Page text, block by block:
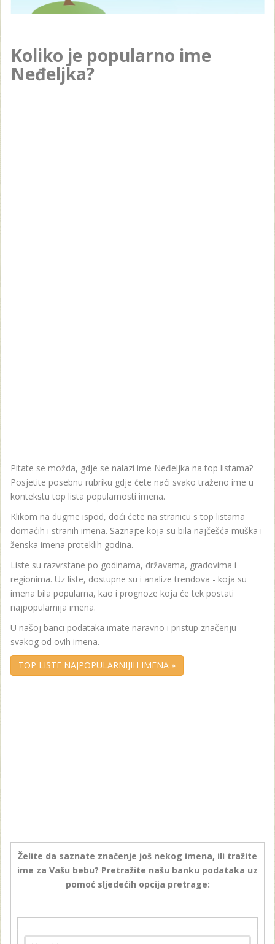
Koliko je popularno ime
Neđeljka?
Pitate se možda, gdje se nalazi ime Neđeljka na top listama?
Posjetite posebnu rubriku gdje ćete naći svako traženo ime u
kontekstu top lista popularnosti imena.
Klikom na dugme ispod, doći ćete na stranicu s top listama
domaćih i stranih imena. Saznajte koja su bila najčešća muška i
ženska imena proteklih godina.
Liste su razvrstane po godinama, državama, gradovima i
regionima. Uz liste, dostupne su i analize trendova - koja su
imena bila popularna, kao i prognoze koja će tek postati
najpopularnija imena.
U našoj banci podataka imate naravno i pristup značenju
svakog od ovih imena.
TOP LISTE NAJPOPULARNIJIH IMENA »
Želite da saznate značenje još nekog imena, ili tražite
ime za Vašu bebu? Pretražite našu banku podataka uz
pomoć sljedećih opcija pretrage: